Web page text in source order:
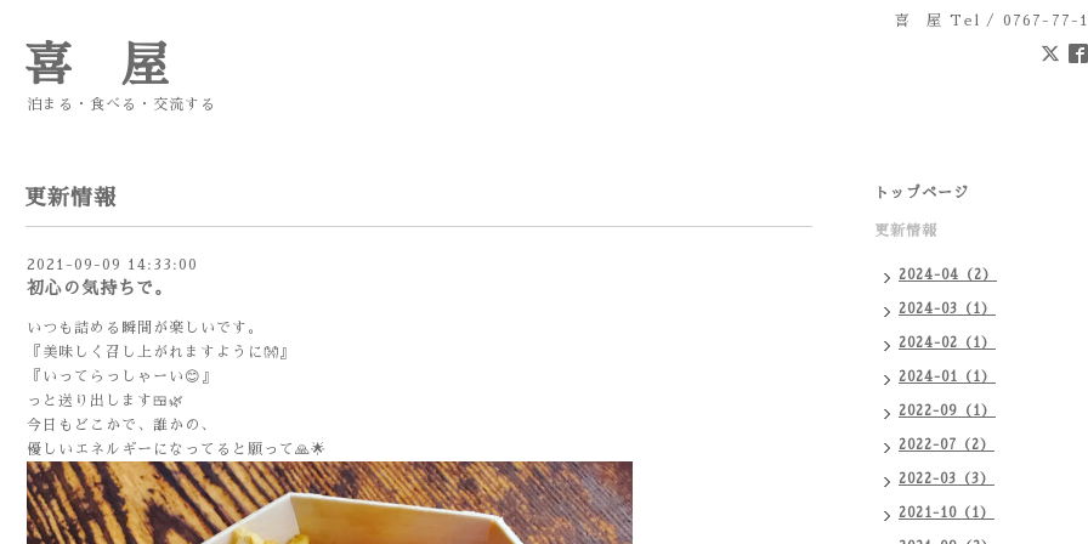
喜 屋 Tel / 0767-77-
喜 屋
泊まる・食べる・交流する
更新情報
2021-09-09 14:33:00
初心の気持ちで。
いつも詰める瞬間が楽しいです。
『美味しく召し上がれますように👐』
『いってらっしゃーい😊』
っと送り出します🍱🌿
今日もどこかで、誰かの、
優しいエネルギーになってると願って🙏🌟
トップページ
更新情報
2024-04（2）
2024-03（1）
2024-02（1）
2024-01（1）
2022-09（1）
2022-07（2）
2022-03（3）
2021-10（1）